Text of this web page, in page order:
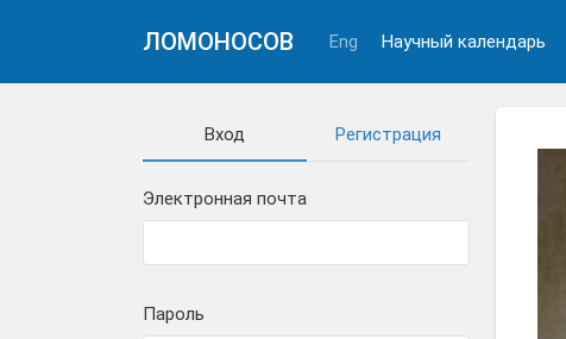
ЛОМОНОСОВ Eng Научный календарь
Вход Регистрация
Электронная почта
Пароль